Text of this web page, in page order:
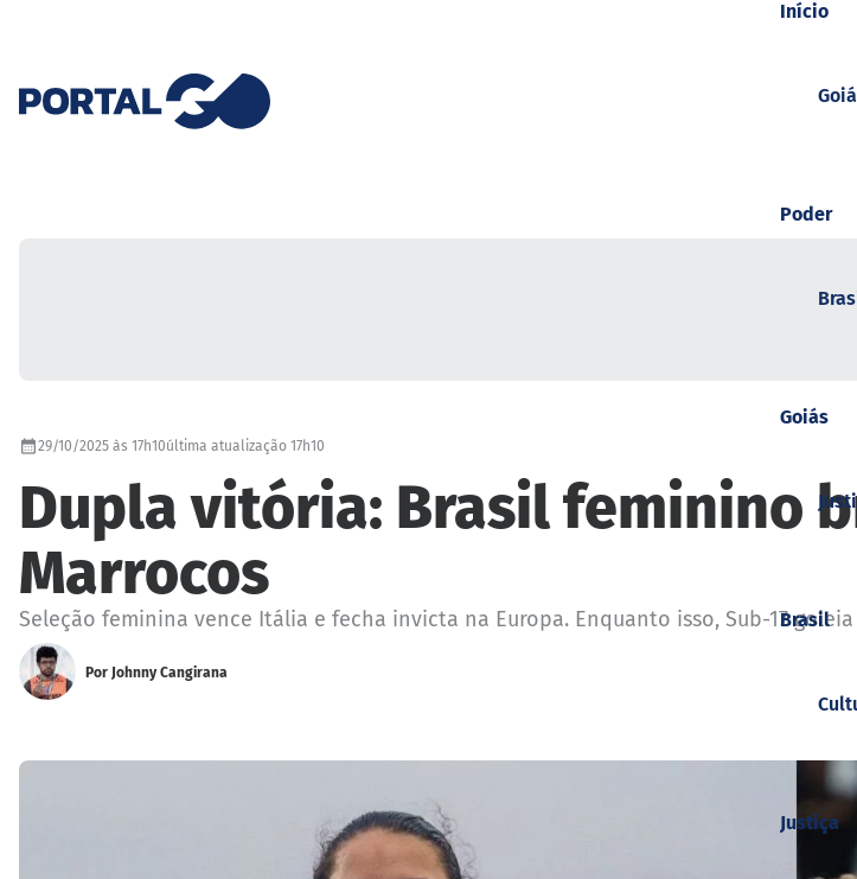
Início
Poder
Goiás
Brasil
Justiça
29/10/2025 às 17h10última atualização 17h10
Dupla vitória: Brasil feminino
Marrocos
Seleção feminina vence Itália e fecha invicta na Europa. Enquanto isso, Sub-17
Por Johnny Cangirana